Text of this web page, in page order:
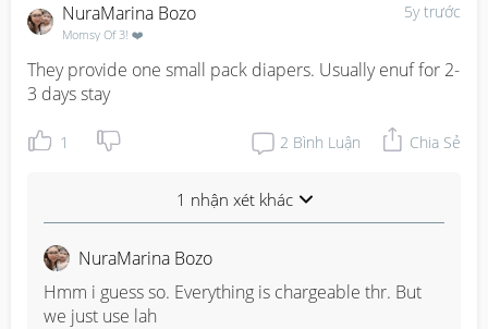
5y trước
NuraMarina Bozo
Momsy Of 3! ❤️
They provide one small pack diapers. Usually enuf for 2-
3 days stay
1 2 Bình Luận Chia Sẻ
1 nhận xét khác
NuraMarina Bozo
Hmm i guess so. Everything is chargeable thr. But
we just use lah